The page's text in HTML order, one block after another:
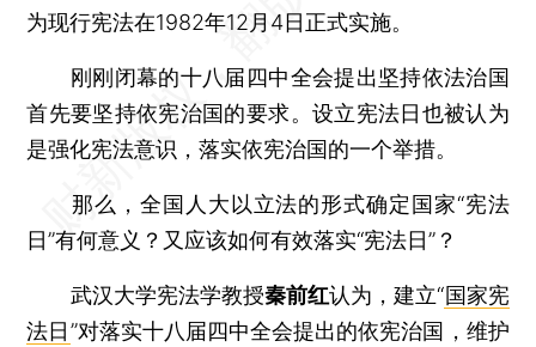
为现行宪法在1982年12月4日正式实施。
刚刚闭幕的十八届四中全会提出坚持依法治国
首先要坚持依宪治国的要求。设立宪法日也被认为
是强化宪法意识，落实依宪治国的一个举措。
那么，全国人大以立法的形式确定国家“宪法
日”有何意义？又应该如何有效落实“宪法日”？
武汉大学宪法学教授秦前红认为，建立“国家宪
法日”对落实十八届四中全会提出的依宪治国，维护